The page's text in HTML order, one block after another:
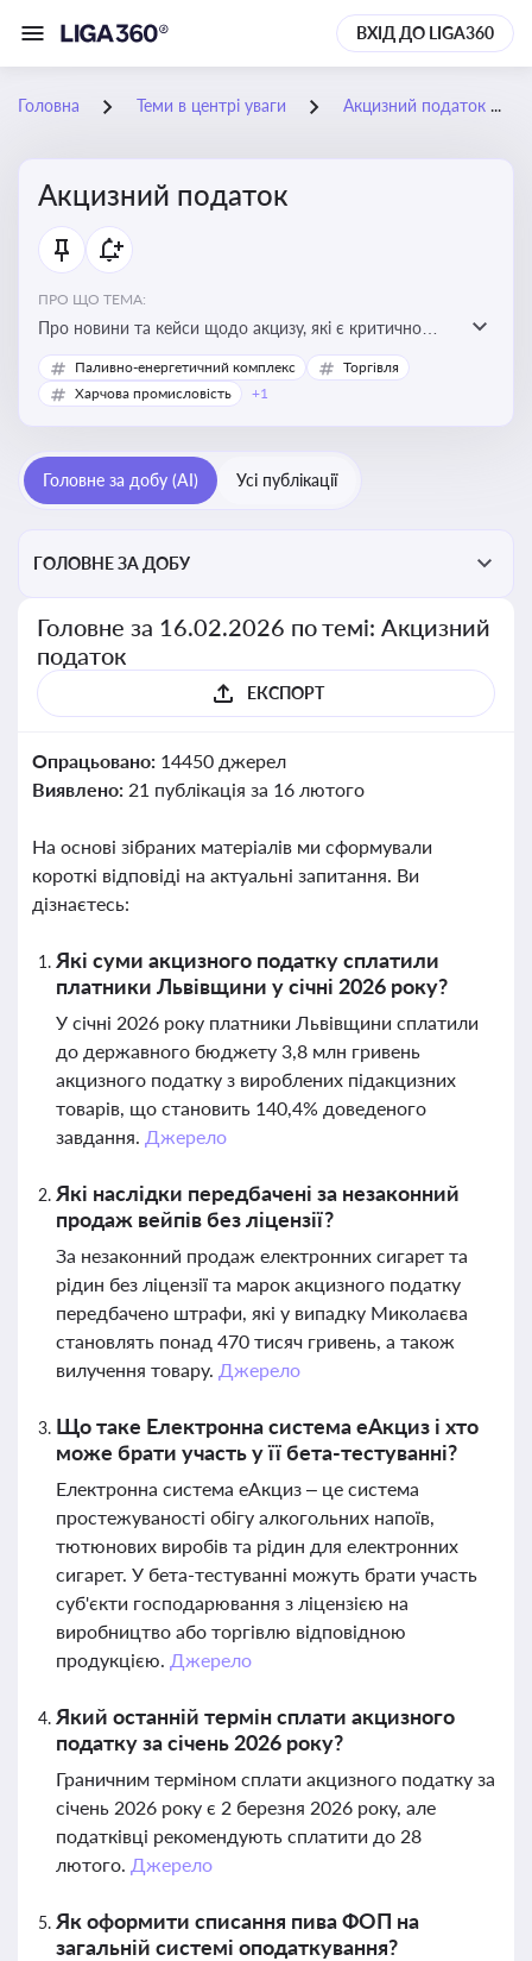
ВХІД ДО LIGA360
Головна Теми в центрі уваги Акцизний податок
Акцизний податок
ПРО ЩО ТЕМА:
Про новини та кейси щодо акцизу, які є критично
важливим для підприємств, які імпортують,
виробляють або реалізують підакцизну продукцію, з
Паливно-енергетичний комплекс
Торгівля
Харчова промисловість
+1
Головне за добу (AI) Усі публікації
ГОЛОВНЕ ЗА ДОБУ
Головне за 16.02.2026 по темі: Акцизний
податок
ЕКСПОРТ
Опрацьовано: 14450 джерел
Виявлено: 21 публікація за 16 лютого
На основі зібраних матеріалів ми сформували
короткі відповіді на актуальні запитання. Ви
дізнаєтесь:
Які суми акцизного податку сплатили
платники Львівщини у січні 2026 року?
У січні 2026 року платники Львівщини сплатили
до державного бюджету 3,8 млн гривень
акцизного податку з вироблених підакцизних
товарів, що становить 140,4% доведеного
завдання. Джерело
Які наслідки передбачені за незаконний
продаж вейпів без ліцензії?
За незаконний продаж електронних сигарет та
рідин без ліцензії та марок акцизного податку
передбачено штрафи, які у випадку Миколаєва
становлять понад 470 тисяч гривень, а також
вилучення товару. Джерело
Що таке Електронна система еАкциз і хто
може брати участь у її бета-тестуванні?
Електронна система еАкциз – це система
простежуваності обігу алкогольних напоїв,
тютюнових виробів та рідин для електронних
сигарет. У бета-тестуванні можуть брати участь
суб'єкти господарювання з ліцензією на
виробництво або торгівлю відповідною
продукцією. Джерело
Який останній термін сплати акцизного
податку за січень 2026 року?
Граничним терміном сплати акцизного податку за
січень 2026 року є 2 березня 2026 року, але
податківці рекомендують сплатити до 28
лютого. Джерело
Як оформити списання пива ФОП на
загальній системі оподаткування?